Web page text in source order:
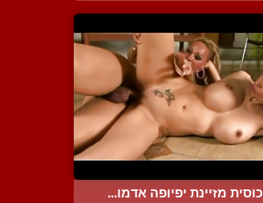
כוסית מזיינת יפיופה אדמו...